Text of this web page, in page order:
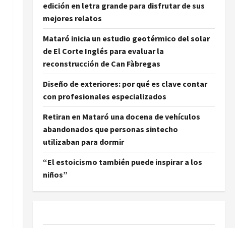
edición en letra grande para disfrutar de sus
mejores relatos
Mataró inicia un estudio geotérmico del solar
de El Corte Inglés para evaluar la
reconstrucción de Can Fàbregas
Diseño de exteriores: por qué es clave contar
con profesionales especializados
Retiran en Mataró una docena de vehículos
abandonados que personas sintecho
utilizaban para dormir
“El estoicismo también puede inspirar a los
niños”